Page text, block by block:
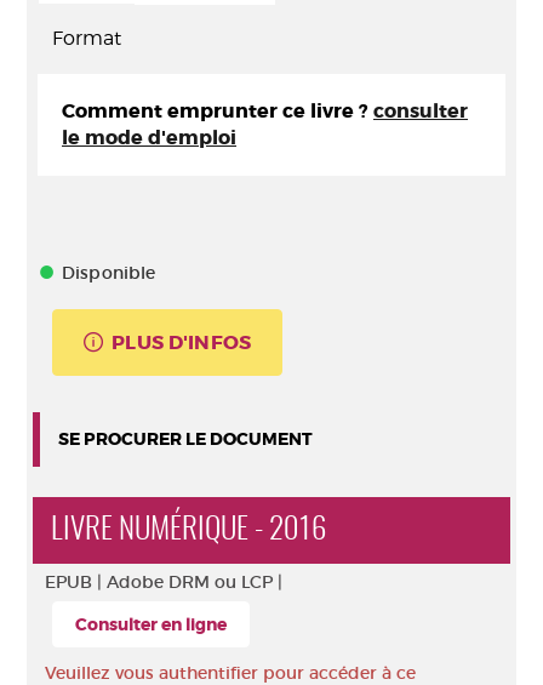
Format
Comment emprunter ce livre ? consulter
le mode d'emploi
Disponible
PLUS D'INFOS
SE PROCURER LE DOCUMENT
LIVRE NUMÉRIQUE - 2016
EPUB | Adobe DRM ou LCP |
Consulter en ligne
Veuillez vous authentifier pour accéder à ce